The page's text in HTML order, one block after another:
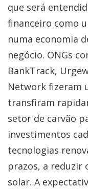
que será
financeiro como
numa economia
negócio. ONGs
BankTrack,
Network fizeram
transfiram
setor de carvão
investimentos
tecnologias
prazos, a reduzir
solar. A